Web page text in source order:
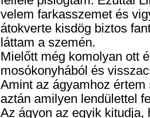
velem farkasszemet és
átokverte kisdög biztos
láttam a szemén.
Mielőtt még komolyan ott
mosókonyhából és
Amint az ágyamhoz
aztán amilyen lendülettel
Az ágyon az egyik kitudja,